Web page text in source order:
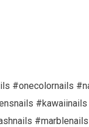
#onecolornails